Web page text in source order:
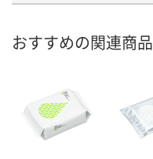
おすすめの関連商品